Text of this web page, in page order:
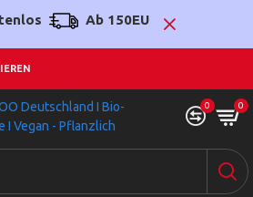
Ab 150EU
0 0